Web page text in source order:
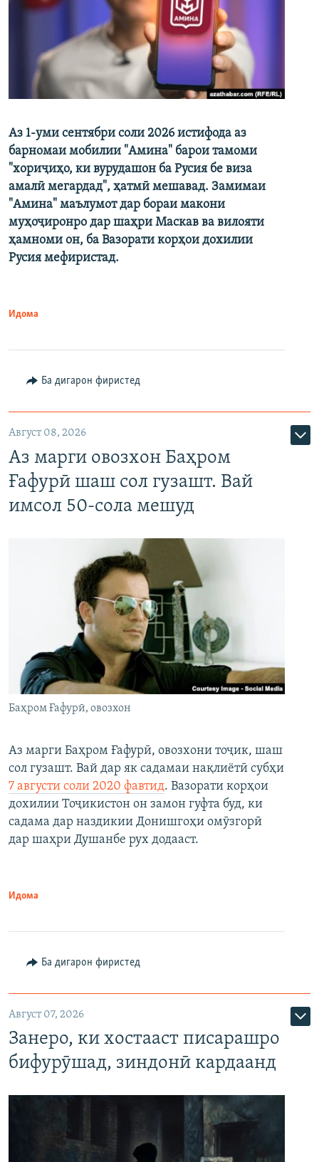
Аз 1-уми сентябри соли 2026 истифода аз
барномаи мобилии "Амина" барои тамоми
"хориҷиҳо, ки вурудашон ба Русия бе виза
амалӣ мегардад", ҳатмӣ мешавад. Замимаи
"Амина" маълумот дар бораи макони
муҳоҷиронро дар шаҳри Маскав ва вилояти
ҳамноми он, ба Вазорати корҳои дохилии
Русия мефиристад.
Идома
Ба дигарон фиристед
Август 08, 2026
Аз марги овозхон Баҳром
Ғафурӣ шаш сол гузашт. Вай
имсол 50-сола мешуд
Баҳром Ғафурӣ, овозхон
Аз марги Баҳром Ғафурӣ, овозхони тоҷик, шаш
сол гузашт. Вай дар як садамаи нақлиётӣ субҳи
7 августи соли 2020 фавтид. Вазорати корҳои
дохилии Тоҷикистон он замон гуфта буд, ки
садама дар наздикии Донишгоҳи омӯзгорӣ
дар шаҳри Душанбе рух додааст.
Идома
Ба дигарон фиристед
Август 07, 2026
Занеро, ки хостааст писарашро
бифурӯшад, зиндонӣ кардаанд